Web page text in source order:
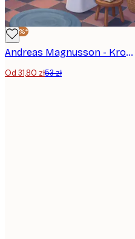
-40%*
Andreas Magnusson - Krowa szkocka czytająca filozofię Plakat
Od 31,80 zł53 zł